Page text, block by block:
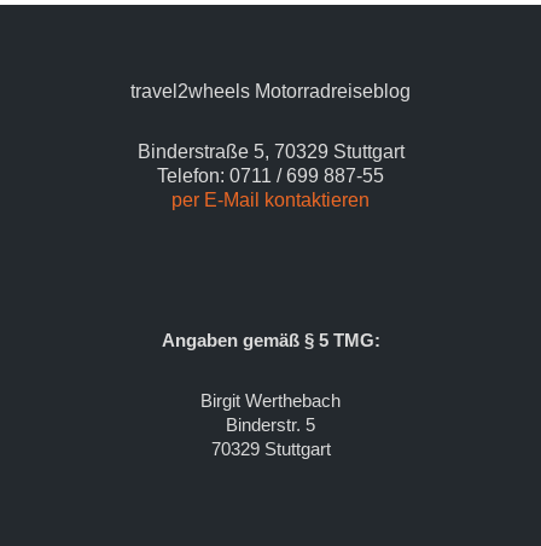
travel2wheels Motorradreiseblog
Binderstraße 5, 70329 Stuttgart
Telefon: 0711 / 699 887-55
per E-Mail kontaktieren
Angaben gemäß § 5 TMG:
Birgit Werthebach
Binderstr. 5
70329 Stuttgart